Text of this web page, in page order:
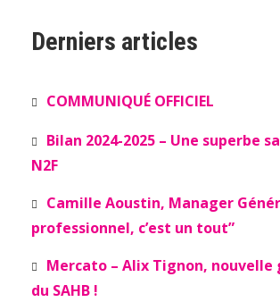
Derniers articles
COMMUNIQUÉ OFFICIEL
Bilan 2024-2025 – Une superbe
N2F
Camille Aoustin, Manager
professionnel, c’est un tout”
Mercato – Alix Tignon, nouvelle
du SAHB !